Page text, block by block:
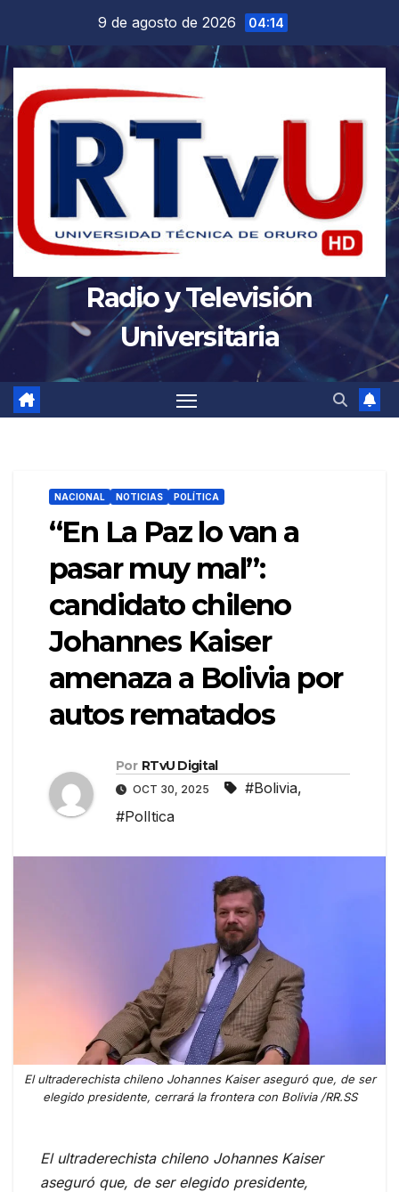
contenido
9 de agosto de 2026 04:14
Radio y Televisión
Universitaria
NACIONAL NOTICIAS POLÍTICA
“En La Paz lo van a
pasar muy mal”:
candidato chileno
Johannes Kaiser
amenaza a Bolivia por
autos rematados
Por RTvU Digital
OCT 30, 2025 #Bolivia,
#PolItica
El ultraderechista chileno Johannes Kaiser aseguró que, de ser
elegido presidente, cerrará la frontera con Bolivia /RR.SS
El ultraderechista chileno Johannes Kaiser
aseguró que, de ser elegido presidente,